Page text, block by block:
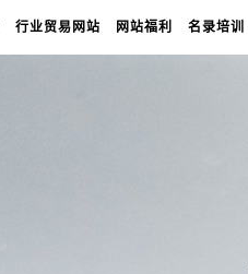
行业贸易网站 网站福利 名录培训